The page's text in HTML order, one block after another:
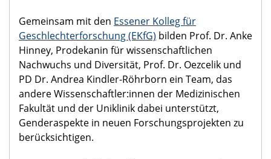
Gemeinsam mit den Essener Kolleg für
Geschlechterforschung (EKfG) bilden Prof. Dr. Anke
Hinney, Prodekanin für wissenschaftlichen
Nachwuchs und Diversität, Prof. Dr. Oezcelik und
PD Dr. Andrea Kindler-Röhrborn ein Team, das
andere Wissenschaftler:innen der Medizinischen
Fakultät und der Uniklinik dabei unterstützt,
Genderaspekte in neuen Forschungsprojekten zu
berücksichtigen.